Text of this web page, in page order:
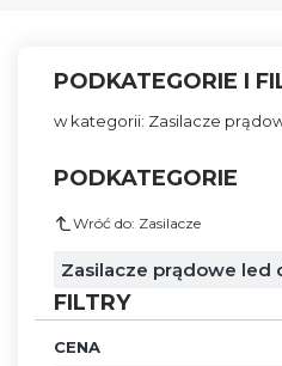
PODKATEGORIE I
w kategorii: Zasilacze
PODKATEGORIE
Wróć do: Zasilacze
Zasilacze prądowe led
FILTRY
CENA